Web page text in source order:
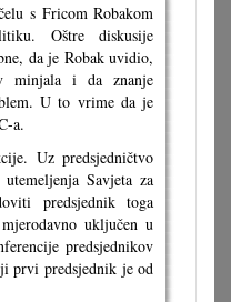
s Fricom Robakom
Oštre diskusije
da je Robak uvidio,
minjala i da znanje
U to vrime da je
a.
Uz predsjedničtvo
Savjeta za
predsjednik toga
uključen u
predsjednikov
prvi predsjednik je od